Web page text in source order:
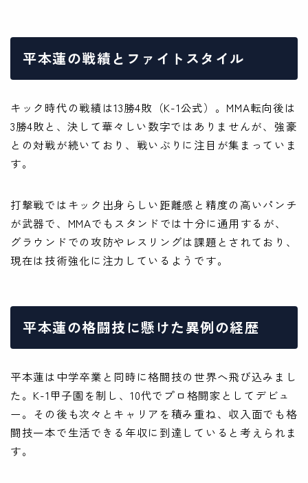
平本蓮の戦績とファイトスタイル
キック時代の戦績は13勝4敗（K-1公式）。MMA転向後は
3勝4敗と、決して華々しい数字ではありませんが、強豪
との対戦が続いており、戦いぶりに注目が集まっていま
す。
打撃戦ではキック出身らしい距離感と精度の高いパンチ
が武器で、MMAでもスタンドでは十分に通用するが、
グラウンドでの攻防やレスリングは課題とされており、
現在は技術強化に注力しているようです。
平本蓮の格闘技に懸けた異例の経歴
平本蓮は中学卒業と同時に格闘技の世界へ飛び込みまし
た。K-1甲子園を制し、10代でプロ格闘家としてデビュ
ー。その後も次々とキャリアを積み重ね、収入面でも格
闘技一本で生活できる年収に到達していると考えられま
す。